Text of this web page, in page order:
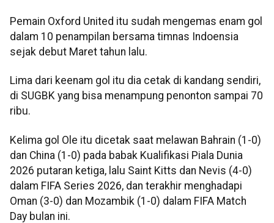
Pemain Oxford United itu sudah mengemas enam gol
dalam 10 penampilan bersama timnas Indoensia
sejak debut Maret tahun lalu.
Lima dari keenam gol itu dia cetak di kandang sendiri,
di SUGBK yang bisa menampung penonton sampai 70
ribu.
Kelima gol Ole itu dicetak saat melawan Bahrain (1-0)
dan China (1-0) pada babak Kualifikasi Piala Dunia
2026 putaran ketiga, lalu Saint Kitts dan Nevis (4-0)
dalam FIFA Series 2026, dan terakhir menghadapi
Oman (3-0) dan Mozambik (1-0) dalam FIFA Match
Day bulan ini.